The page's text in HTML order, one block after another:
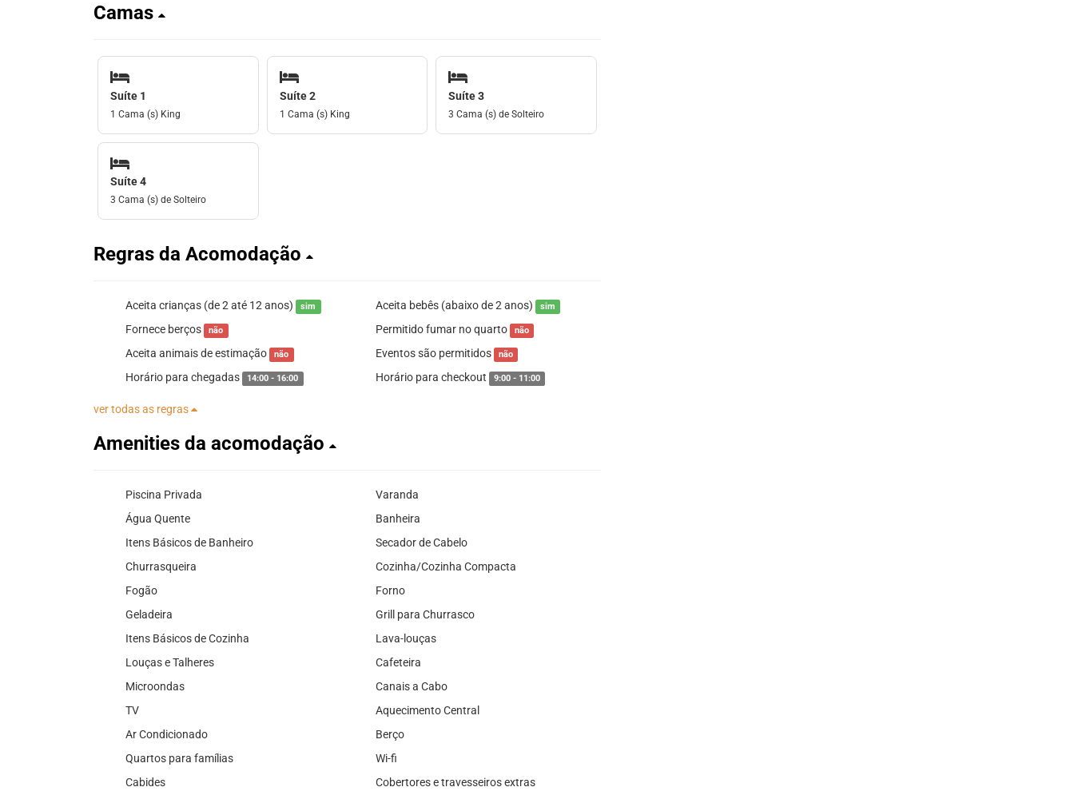
Camas
Suíte 1
1 Cama (s) King
Suíte 2
1 Cama (s) King
Suíte 3
3 Cama (s) de Solteiro
Suíte 4
3 Cama (s) de Solteiro
Regras da Acomodação
Aceita crianças (de 2 até 12 anos) sim Aceita bebês (abaixo de 2 anos) sim
Fornece berços não Permitido fumar no quarto não
Aceita animais de estimação não Eventos são permitidos não
Horário para chegadas 14:00 - 16:00 Horário para checkout 9:00 - 11:00
ver todas as regras
Amenities da acomodação
Piscina Privada
Varanda
Água Quente
Banheira
Itens Básicos de Banheiro
Secador de Cabelo
Churrasqueira
Cozinha/Cozinha Compacta
Fogão
Forno
Geladeira
Grill para Churrasco
Itens Básicos de Cozinha
Lava-louças
Louças e Talheres
Cafeteira
Microondas
Canais a Cabo
TV
Aquecimento Central
Ar Condicionado
Berço
Quartos para famílias
Wi-fi
Cabides
Cobertores e travesseiros extras